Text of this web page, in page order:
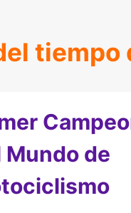
Mundo de